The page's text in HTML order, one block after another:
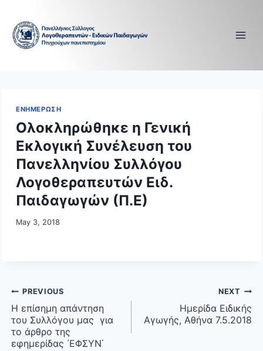
content
ΕΝΗΜΕΡΩΣΗ
Ολοκληρώθηκε η Γενική
Εκλογική Συνέλευση του
Πανελληνίου Συλλόγου
Λογοθεραπευτών Ειδ.
Παιδαγωγών (Π.Ε)
May 3, 2018
Post
navigation
PREVIOUS
Η επίσημη απάντηση
του Συλλόγου μας για
το άρθρο της
εφημερίδας ΄ΕΦΣΥΝ΄
NEXT
Ημερίδα Ειδικής
Αγωγής, Αθήνα 7.5.2018